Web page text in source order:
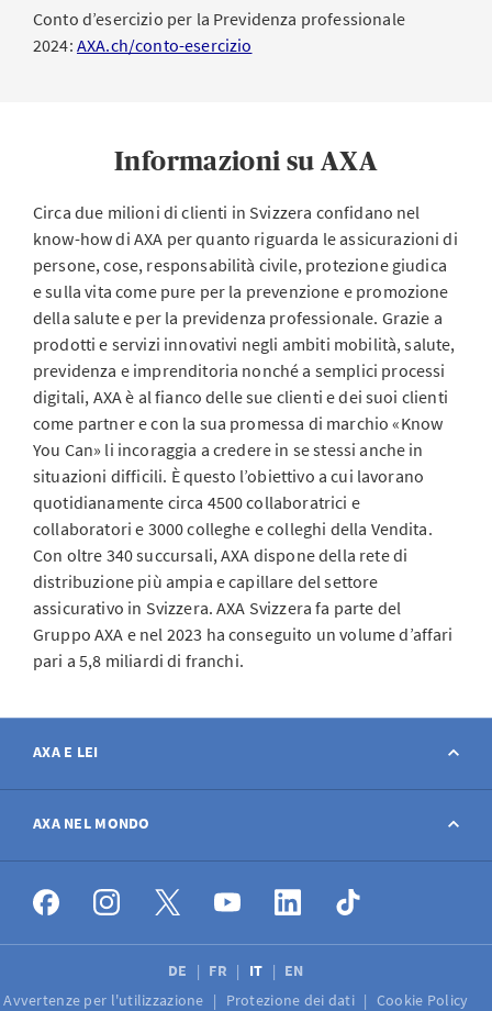
Conto d’esercizio per la Previdenza professionale
2024: AXA.ch/conto-esercizio
Informazioni su AXA
Circa due milioni di clienti in Svizzera confidano nel
know-how di AXA per quanto riguarda le assicurazioni di
persone, cose, responsabilità civile, protezione giudica
e sulla vita come pure per la prevenzione e promozione
della salute e per la previdenza professionale. Grazie a
prodotti e servizi innovativi negli ambiti mobilità, salute,
previdenza e imprenditoria nonché a semplici processi
digitali, AXA è al fianco delle sue clienti e dei suoi clienti
come partner e con la sua promessa di marchio «Know
You Can» li incoraggia a credere in se stessi anche in
situazioni difficili. È questo l’obiettivo a cui lavorano
quotidianamente circa 4500 collaboratrici e
collaboratori e 3000 colleghe e colleghi della Vendita.
Con oltre 340 succursali, AXA dispone della rete di
distribuzione più ampia e capillare del settore
assicurativo in Svizzera. AXA Svizzera fa parte del
Gruppo AXA e nel 2023 ha conseguito un volume d’affari
pari a 5,8 miliardi di franchi.
AXA E LEI
Contatto
Avviso sinistro
Offerte di lavoro
AXA NEL MONDO
AXA nel mondo
DE FR IT
EN
Avvertenze per l'utilizzazione
Protezione dei dati
Cookie Policy